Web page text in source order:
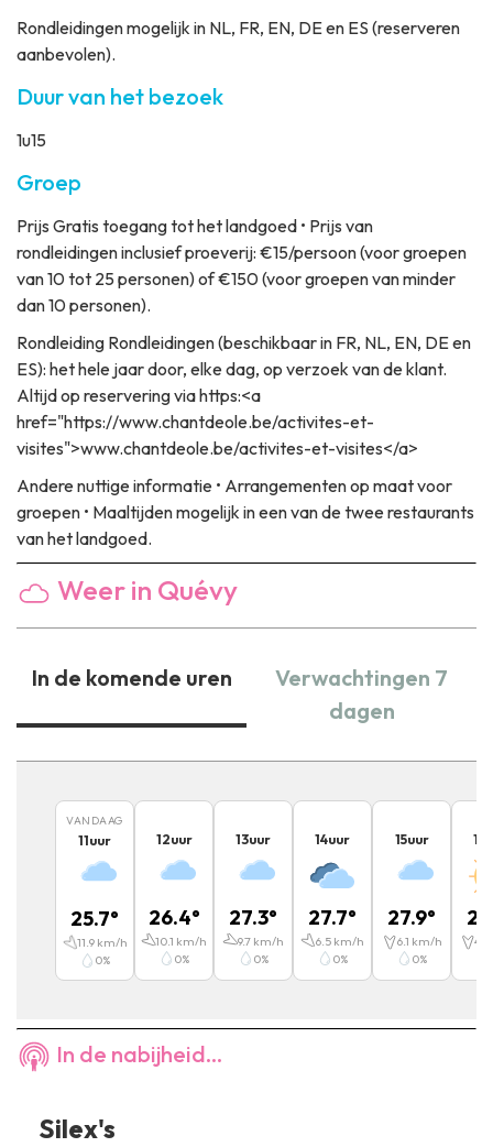
Rondleidingen mogelijk in NL, FR, EN, DE en ES (reserveren
aanbevolen).
Duur van het bezoek
1u15
Groep
Prijs Gratis toegang tot het landgoed • Prijs van
rondleidingen inclusief proeverij: €15/persoon (voor groepen
van 10 tot 25 personen) of €150 (voor groepen van minder
dan 10 personen).
Rondleiding Rondleidingen (beschikbaar in FR, NL, EN, DE en
ES): het hele jaar door, elke dag, op verzoek van de klant.
Altijd op reservering via https:<a
href="https://www.chantdeole.be/activites-et-
visites">www.chantdeole.be/activites-et-visites</a>
Andere nuttige informatie • Arrangementen op maat voor
groepen • Maaltijden mogelijk in een van de twee restaurants
van het landgoed.
Weer in Quévy
In de komende uren
Verwachtingen 7
dagen
VANDAAG
11uur
25.7°
11.9km/h
0%
12uur
26.4°
10.1 km/h
0%
13uur
27.3°
9.7 km/h
0%
14uur
27.7°
6.5 km/h
0%
15uur
27.9°
6.1 km/h
0%
16
4.7
In de nabijheid...
Silex's